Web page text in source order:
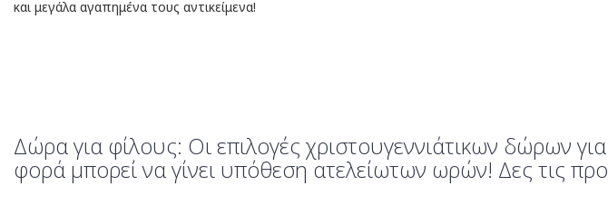
και μεγάλα αγαπημένα τους αντικείμενα!
Δώρα για φίλους: Οι επιλογές χριστουγεννιάτικων δώρων
φορά μπορεί να γίνει υπόθεση ατελείωτων ωρών! Δες τις